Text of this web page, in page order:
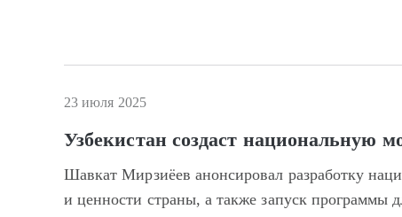
23 июля 2025
Узбекистан создаст национальную
Шавкат Мирзиёев анонсировал разработку
и ценности страны, а также запуск программы